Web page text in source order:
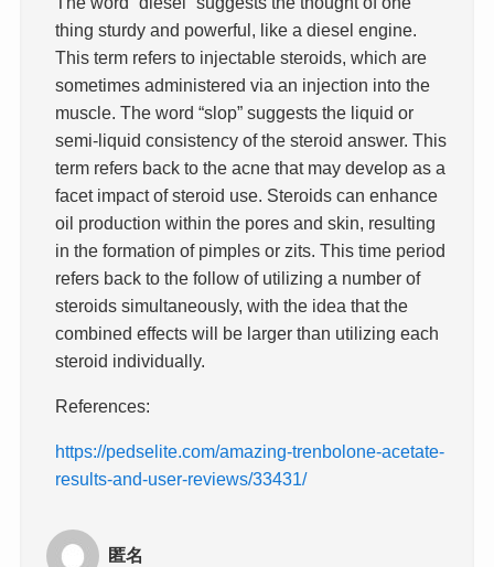
thing sturdy and powerful, like a diesel engine.
This term refers to injectable steroids, which are
sometimes administered via an injection into the
muscle. The word “slop” suggests the liquid or
semi-liquid consistency of the steroid answer. This
term refers back to the acne that may develop as a
facet impact of steroid use. Steroids can enhance
oil production within the pores and skin, resulting
in the formation of pimples or zits. This time period
refers back to the follow of utilizing a number of
steroids simultaneously, with the idea that the
combined effects will be larger than utilizing each
steroid individually.
References:
https://pedselite.com/amazing-trenbolone-acetate-
results-and-user-reviews/33431/
匿名